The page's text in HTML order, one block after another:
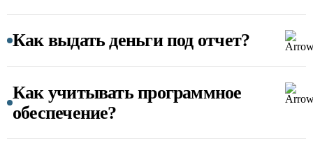
Как выдать деньги под отчет?
Как учитывать программное
обеспечение?